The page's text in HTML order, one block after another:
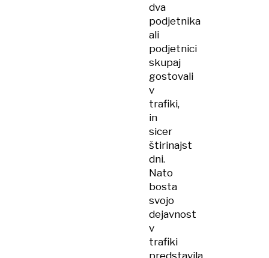
dva
podjetnika
ali
podjetnici
skupaj
gostovali
v
trafiki,
in
sicer
štirinajst
dni.
Nato
bosta
svojo
dejavnost
v
trafiki